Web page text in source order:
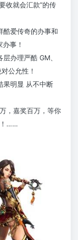
收就会汇款”的传
酷爱传奇的办事和
事！
办理严酷 GM、
公允性！
果明显 从不中断
，嘉奖百万，等你
！……